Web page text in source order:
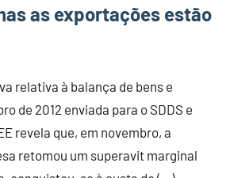
as exportações estão
relativa à balança de bens e
de 2012 enviada para o SDDS e
revela que, em novembro, a
retomou um superavit marginal